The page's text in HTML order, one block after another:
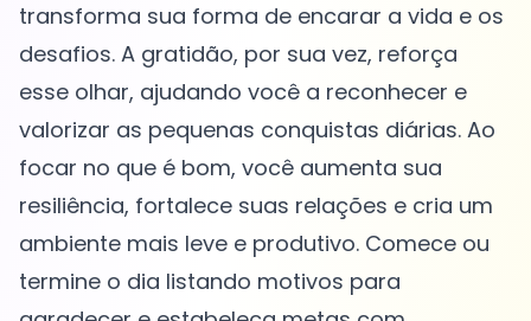
transforma sua forma de encarar a vida e os
desafios. A gratidão, por sua vez, reforça
esse olhar, ajudando você a reconhecer e
valorizar as pequenas conquistas diárias. Ao
focar no que é bom, você aumenta sua
resiliência, fortalece suas relações e cria um
ambiente mais leve e produtivo. Comece ou
termine o dia listando motivos para